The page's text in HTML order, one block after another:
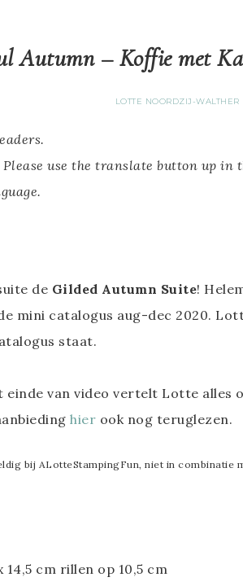
Autumn – Koffie met
LOTTE NOORDZIJ-WALTHER
Please use the translate button up
de Gilded Autumn Suite!
mini catalogus aug-dec 2020.
staat.
einde van video vertelt Lotte alles
hier ook nog teruglezen.
bij ALotteStampingFun, niet in combinatie
14,5 cm rillen op 10,5 cm